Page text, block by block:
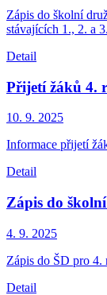
Zápis do školní
stávajících 1., 2. a
Detail
Přijetí žáků 4.
10. 9. 2025
Informace přijetí
Detail
Zápis do
4. 9. 2025
Zápis do ŠD pro 4.
Detail